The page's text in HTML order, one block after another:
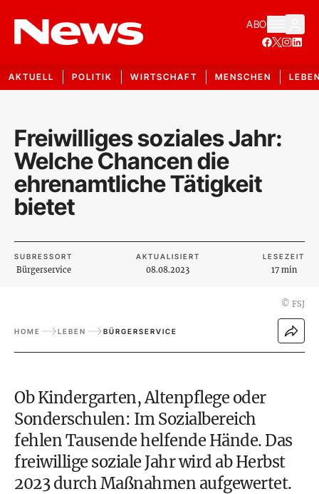
ABO
AKTUELL POLITIK WIRTSCHAFT MENSCHEN
Freiwilliges soziales Jahr:
Welche Chancen die
ehrenamtliche Tätigkeit
bietet
SUBRESSORT
Bürgerservice
AKTUALISIERT
08.08.2023
LESEZEIT
17 min
© FSJ
HOME LEBEN BÜRGERSERVICE
Ob Kindergarten,Altenpflege oder
Sonderschulen: Im Sozialbereich
fehlen Tausende helfende Hände. Das
freiwillige soziale Jahr wird ab Herbst
2023 durch Maßnahmen aufgewertet.